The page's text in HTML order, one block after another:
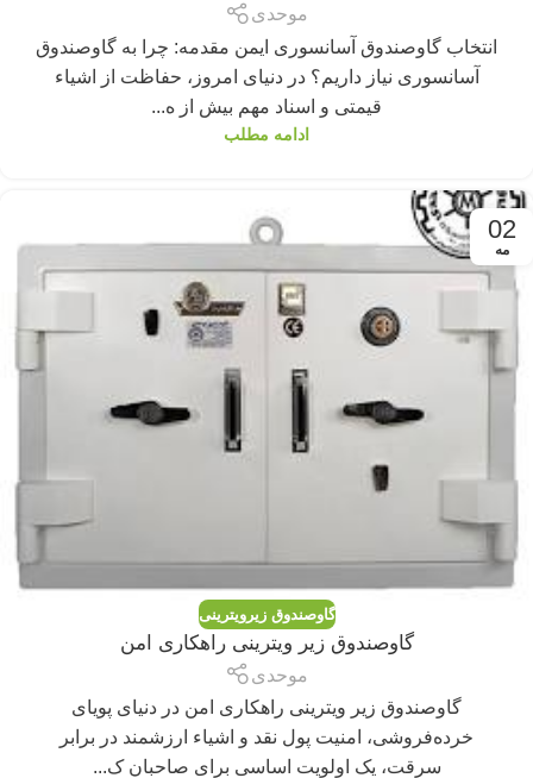
موحدی
انتخاب گاوصندوق آسانسوری ایمن مقدمه: چرا به گاوصندوق
آسانسوری نیاز داریم؟ در دنیای امروز، حفاظت از اشیاء
قیمتی و اسناد مهم بیش از ه...
ادامه مطلب
02
مه
گاوصندوق زیرویترینی
گاوصندوق زیر ویترینی راهکاری امن
موحدی
گاوصندوق زیر ویترینی راهکاری امن در دنیای پویای
خرده‌فروشی، امنیت پول نقد و اشیاء ارزشمند در برابر
سرقت، یک اولویت اساسی برای صاحبان ک...